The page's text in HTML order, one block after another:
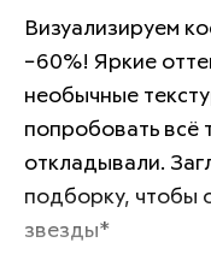
Визуализируем
−60%! Яркие
необычные
попробовать всё
откладывали.
подборку, чтобы
звезды*